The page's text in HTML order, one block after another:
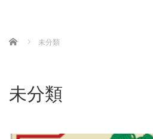
Home 未分類
未分類